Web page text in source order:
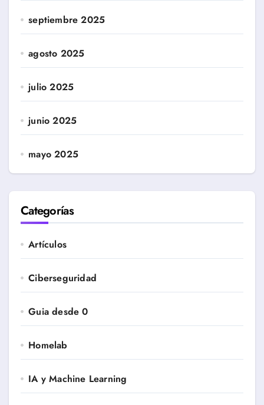
septiembre 2025
agosto 2025
julio 2025
junio 2025
mayo 2025
Categorías
Artículos
Ciberseguridad
Guia desde 0
Homelab
IA y Machine Learning